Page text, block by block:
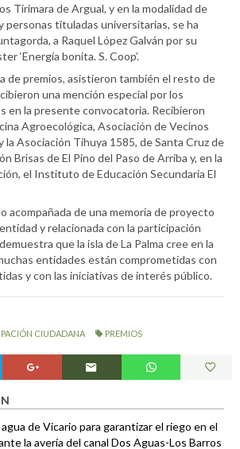
Tirimara de Argual, y en la modalidad de
personas tituladas universitarias, se ha
a Raquel López Galván por su
‘Energía bonita. S. Coop’.
de premios, asistieron también el resto de
una mención especial por los
en la presente convocatoria. Recibieron
Agroecológica, Asociación de Vecinos
la Asociación Tihuya 1585, de Santa Cruz de
Brisas de El Pino del Paso de Arriba y, en la
el Instituto de Educación Secundaria El
acompañada de una memoria de proyecto
y relacionada con la participación
que la isla de La Palma cree en la
entidades están comprometidas con
y con las iniciativas de interés público.
CIUDADANA PREMIOS
de Vicario para garantizar el riego en el
la avería del canal Dos Aguas-Los Barros